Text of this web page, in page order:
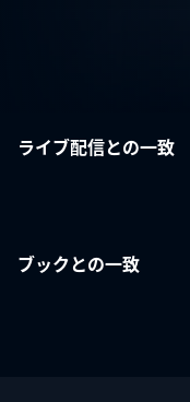
ライブ配信との一致
ブックとの一致